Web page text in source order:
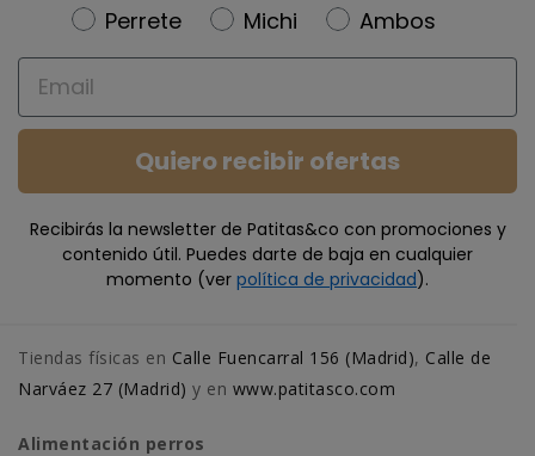
Newsletter
Perrete Michi
Ambos
Email
Quiero recibir ofertas
Recibirás la newsletter de Patitas&co con promociones y
contenido útil. Puedes darte de baja en cualquier
momento (ver política de privacidad).
Tiendas físicas en Calle Fuencarral 156 (Madrid), Calle de
Narváez 27 (Madrid) y en www.patitasco.com
Alimentación perros